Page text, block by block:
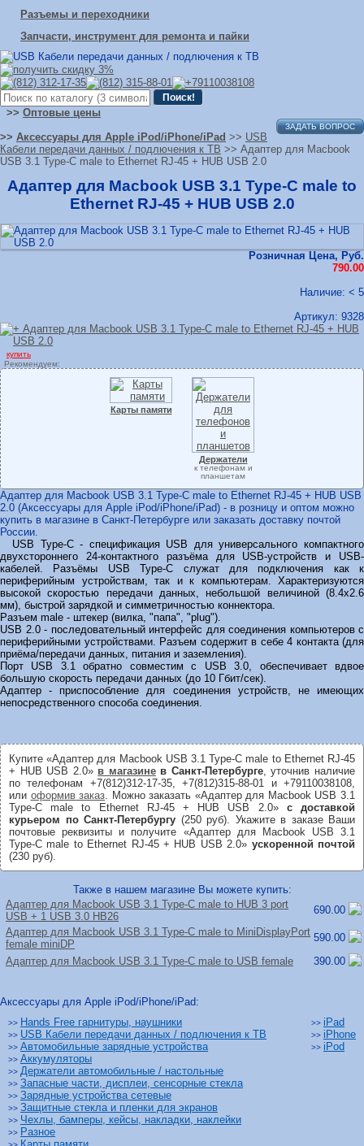
Разъемы и переходники
Запчасти, инструмент для ремонта и пайки
>> Оптовые цены
ЗАДАТЬ ВОПРОС
>> Аксессуары для Apple iPod/iPhone/iPad >> USB
Кабели передачи данных / подлючения к ТВ >> Адаптер для Macbook
USB 3.1 Type-C male to Ethernet RJ-45 + HUB USB 2.0
Адаптер для Macbook USB 3.1 Type-C male to
Ethernet RJ-45 + HUB USB 2.0
Розничная Цена, Руб.
790.00
Наличие: < 5
Артикул: 9328
купить
Рекомендуем:
Карты памяти
Держатели
к телефонам и
планшетам
Адаптер для Macbook USB 3.1 Type-C male to Ethernet RJ-45 + HUB USB
2.0 (Аксессуары для Apple iPod/iPhone/iPad) - в розницу и оптом можно
купить в магазине в Санкт-Петербурге или заказать доставку почтой
России.
USB Type-C - спецификация USB для универсального компактного
двухстороннего 24-контактного разъёма для USB-устройств и USB-
кабелей. Разъёмы USB Type-C служат для подключения как к
периферийным устройствам, так и к компьютерам. Характеризуются
высокой скоростью передачи данных, небольшой величиной (8.4х2.6
мм), быстрой зарядкой и симметричностью коннектора.
Разъем male - штекер (вилка, "папа", "plug").
USB 2.0 - последовательный интерфейс для соединения компьютеров с
периферийными устройствами. Разъем содержит в себе 4 контакта (для
приёма/передачи данных, питания и заземления).
Порт USB 3.1 обратно совместим с USB 3.0, обеспечивает вдвое
большую скорость передачи данных (до 10 Гбит/сек).
Адаптер - приспособление для соединения устройств, не имеющих
непосредственного способа соединения.
Купите «Адаптер для Macbook USB 3.1 Type-C male to Ethernet RJ-45
+ HUB USB 2.0» в магазинев Санкт-Петербурге, уточнив наличие
по телефонам +7(812)312-17-35, +7(812)315-88-01 и +79110038108,
или оформив заказ . Можно заказать «Адаптер для Macbook USB 3.1
Type-C male to Ethernet RJ-45 + HUB USB 2.0» с доставкой
курьером по Санкт-Петербургу (250 руб). Укажите в заказе Ваши
почтовые реквизиты и получите «Адаптер для Macbook USB 3.1
Type-C male to Ethernet RJ-45 + HUB USB 2.0» ускоренной почтой
(230 руб).
Также в нашем магазине Вы можете купить:
Адаптер для Macbook USB 3.1 Type-C male to HUB 3 port
USB + 1 USB 3.0 HB26
690.00
Адаптер для Macbook USB 3.1 Type-C male to MiniDisplayPort
female miniDP
590.00
Адаптер для Macbook USB 3.1 Type-C male to USB female
390.00
Аксессуары для Apple iPod/iPhone/iPad:
>> Hands Free гарнитуры, наушники
>> USB Кабели передачи данных / подлючения к ТВ
>> Автомобильные зарядные устройства
>> Аккумуляторы
>> Держатели автомобильные / настольные
>> Запасные части, дисплеи, сенсорные стекла
>> Зарядные устройства сетевые
>> Защитные стекла и пленки для экранов
>> Чехлы, бамперы, кейсы, накладки, наклейки
>> Разное
>> iPad
>> iPhone
>> iPod